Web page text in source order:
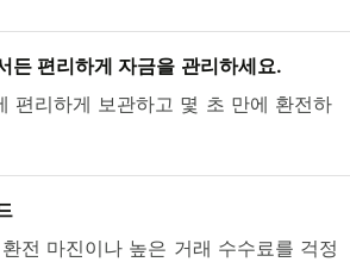
든 편리하게 자금을 관리하세요.
편리하게 보관하고 몇 초 만에 환전하
전 마진이나 높은 거래 수수료를 걱정